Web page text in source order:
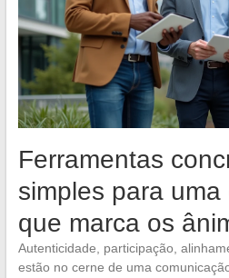
Ferramentas
simples para
que marca os
Autenticidade, participação,
estão no cerne de uma